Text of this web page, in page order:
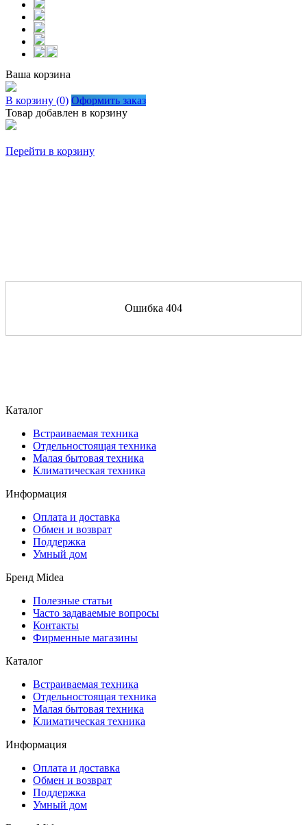
Ваша корзина
В корзину (0) Оформить заказ
Товар добавлен в корзину
Перейти в корзину
Ошибка 404
Каталог
Встраиваемая техника
Отдельностоящая техника
Малая бытовая техника
Климатическая техника
Информация
Оплата и доставка
Обмен и возврат
Поддержка
Умный дом
Бренд Midea
Полезные статьи
Часто задаваемые вопросы
Контакты
Фирменные магазины
Каталог
Встраиваемая техника
Отдельностоящая техника
Малая бытовая техника
Климатическая техника
Информация
Оплата и доставка
Обмен и возврат
Поддержка
Умный дом